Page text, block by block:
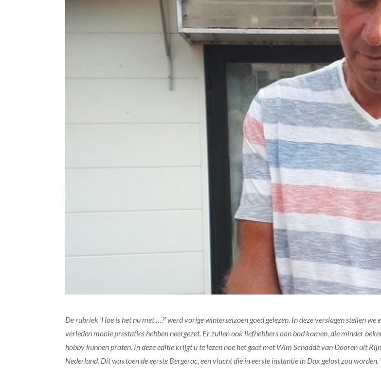
De rubriek ‘Hoe is het nu met …?’ werd vorige winterseizoen goed gelezen. In deze verslagen stellen
verleden mooie prestaties hebben neergezet. Er zullen ook liefhebbers aan bod komen, die minder
hobby kunnen praten. In deze editie krijgt u te lezen hoe het gaat met Wim Schaddé van Dooren uit
Nederland. Dit was toen de eerste Bergerac, een vlucht die in eerste instantie in Dax gelost zou